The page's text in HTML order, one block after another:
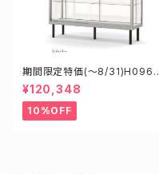
期間限定特価(～8/31)H0960
8S W900D600H1800mm
新型業務用ガラスケース ショー
ケース
¥120,348
10%OFF